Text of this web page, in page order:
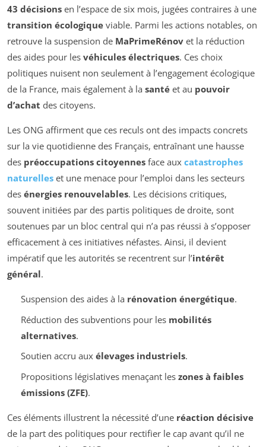
43 décisions en l’espace de six mois, jugées contraires à une
transition écologique viable. Parmi les actions notables, on
retrouve la suspension de MaPrimeRénov et la réduction
des aides pour les véhicules électriques. Ces choix
politiques nuisent non seulement à l’engagement écologique
de la France, mais également à la santé et au pouvoir
d’achat des citoyens.
Les ONG affirment que ces reculs ont des impacts concrets
sur la vie quotidienne des Français, entraînant une hausse
des préoccupations citoyennes face aux catastrophes
naturelles et une menace pour l’emploi dans les secteurs
des énergies renouvelables. Les décisions critiques,
souvent initiées par des partis politiques de droite, sont
soutenues par un bloc central qui n’a pas réussi à s’opposer
efficacement à ces initiatives néfastes. Ainsi, il devient
impératif que les autorités se recentrent sur l’intérêt
général.
Suspension des aides à la rénovation énergétique.
Réduction des subventions pour les mobilités
alternatives.
Soutien accru aux élevages industriels.
Propositions législatives menaçant les zones à faibles
émissions (ZFE).
Ces éléments illustrent la nécessité d’une réaction décisive
de la part des politiques pour rectifier le cap avant qu’il ne